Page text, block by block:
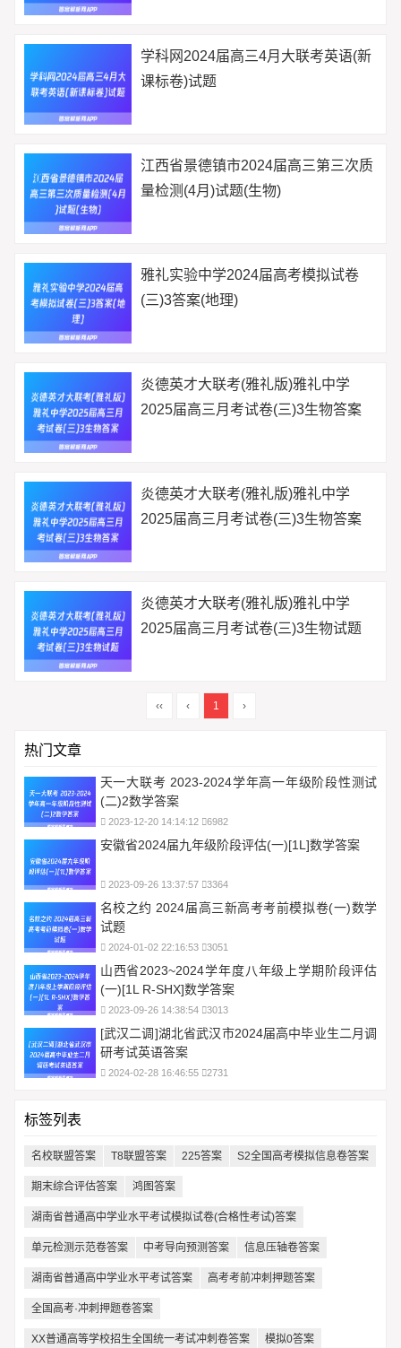
学科网2024届高三4月大联考英语(新
课标卷)试题
江西省景德镇市2024届高三第三次质
量检测(4月)试题(生物)
雅礼实验中学2024届高考模拟试卷
(三)3答案(地理)
炎德英才大联考(雅礼版)雅礼中学
2025届高三月考试卷(三)3生物答案
炎德英才大联考(雅礼版)雅礼中学
2025届高三月考试卷(三)3生物答案
炎德英才大联考(雅礼版)雅礼中学
2025届高三月考试卷(三)3生物试题
‹‹ ‹ 1 ›
热门文章
天一大联考 2023-2024学年高一年级阶段性测试
(二)2数学答案
2023-12-20 14:14:12 6982
安徽省2024届九年级阶段评估(一)[1L]数学答案
2023-09-26 13:37:57 3364
名校之约 2024届高三新高考考前模拟卷(一)数学
试题
2024-01-02 22:16:53 3051
山西省2023~2024学年度八年级上学期阶段评估
(一)[1L R-SHX]数学答案
2023-09-26 14:38:54 3013
[武汉二调]湖北省武汉市2024届高中毕业生二月调
研考试英语答案
2024-02-28 16:46:55 2731
标签列表
名校联盟答案 T8联盟答案 225答案 S2全国高考模拟信息卷答案
期末综合评估答案 鸿图答案
湖南省普通高中学业水平考试模拟试卷(合格性考试)答案
单元检测示范卷答案 中考导向预测答案 信息压轴卷答案
湖南省普通高中学业水平考试答案 高考考前冲刺押题答案
全国高考·冲刺押题卷答案
XX普通高等学校招生全国统一考试冲刺卷答案 模拟0答案